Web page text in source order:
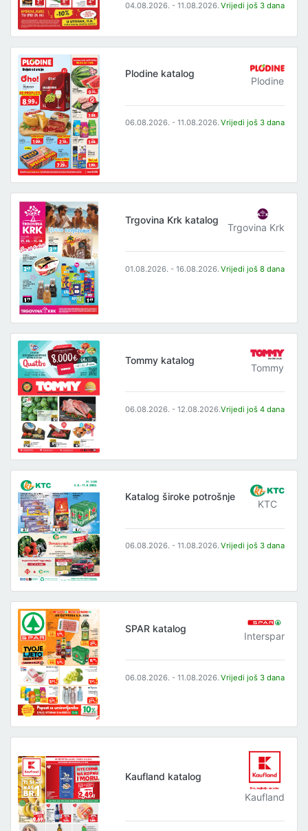
04.08.2026. - 11.08.2026. Vrijedi još 3 dana
Plodine katalog
Plodine
06.08.2026. - 11.08.2026. Vrijedi još 3 dana
Trgovina Krk katalog
Trgovina Krk
01.08.2026. - 16.08.2026. Vrijedi još 8 dana
Tommy katalog
Tommy
06.08.2026. - 12.08.2026.Vrijedi još 4 dana
Katalog široke potrošnje
KTC
06.08.2026. - 11.08.2026. Vrijedi još 3 dana
SPAR katalog
Interspar
06.08.2026. - 11.08.2026. Vrijedi još 3 dana
Kaufland katalog
Kaufland